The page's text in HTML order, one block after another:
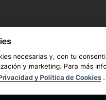
necesarias y, con tu
y marketing. Para más
y Política de Cookies .